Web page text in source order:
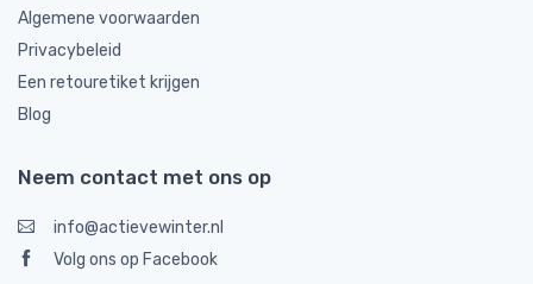
Algemene voorwaarden
Privacybeleid
Een retouretiket krijgen
Blog
Neem contact met ons op
info@actievewinter.nl
Volg ons op Facebook